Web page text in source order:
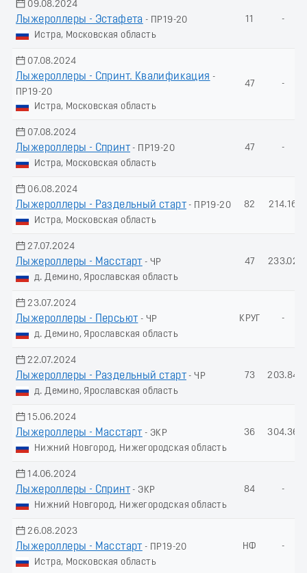
09.08.2024
Лыжероллеры - Эстафета - ПР19-20
Истра, Московская область
11 -
07.08.2024
Лыжероллеры - Спринт. Квалификация -
ПР19-20
Истра, Московская область
47 -
07.08.2024
Лыжероллеры - Спринт - ПР19-20
Истра, Московская область
47 -
06.08.2024
Лыжероллеры - Раздельный старт - ПР19-20
Истра, Московская область
82 214.16
27.07.2024
Лыжероллеры - Масстарт - ЧР
д. Демино, Ярославская область
47 233.02
23.07.2024
Лыжероллеры - Пеpсьют - ЧР
д. Демино, Ярославская область
КРУГ -
22.07.2024
Лыжероллеры - Раздельный старт - ЧР
д. Демино, Ярославская область
73 203.84
15.06.2024
Лыжероллеры - Масстарт - ЭКР
Нижний Новгород, Нижегородская область
36 304.36
14.06.2024
Лыжероллеры - Спринт - ЭКР
Нижний Новгород, Нижегородская область
84 -
26.08.2023
Лыжероллеры - Масстарт - ПР19-20
Истра, Московская область
НФ -